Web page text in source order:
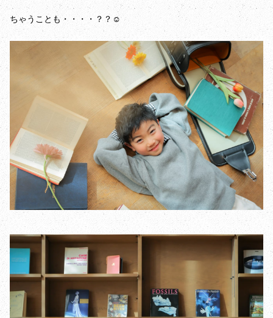
ちゃうことも・・・・？？☺️